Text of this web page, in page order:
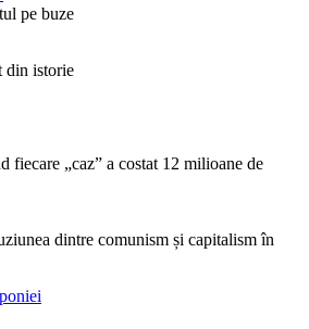
pe buze
din istorie
fiecare „caz” a costat 12 milioane de
dintre comunism și capitalism în